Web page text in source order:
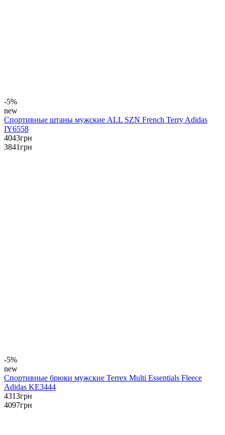
-5%
new
Спортивные штаны мужские ALL SZN French Terry Adidas
IY6558
4043грн
3841грн
-5%
new
Спортивные брюки мужские Terrex Multi Essentials Fleece
Adidas KE3444
4313грн
4097грн